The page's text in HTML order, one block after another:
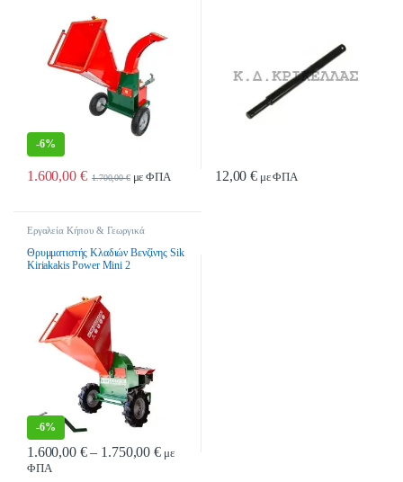
-6%
1.600,00 € 1.700,00€με ΦΠΑ 12,00€ με ΦΠΑ
Εργαλεία Κήπου & Γεωργικά
Θρυμματιστές Κλαδιών Βενζίνης
Θρυμματιστής Κλαδιών Βενζίνης Sik
Kiriakakis Power Mini 2
-6%
1.600,00 € – 1.750,00 €Price range: 1.600,00 € through 1.750,00 €
με
ΦΠΑ
Αυτό το προϊόν έχει πολλαπλές παραλλαγές. Οι επιλογές μπορούν να